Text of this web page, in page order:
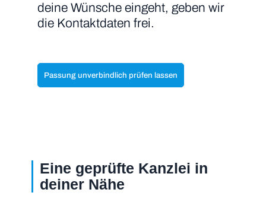
deine Wünsche eingeht, geben wir
die Kontaktdaten frei.
Passung unverbindlich prüfen lassen
Eine geprüfte Kanzlei in
deiner Nähe